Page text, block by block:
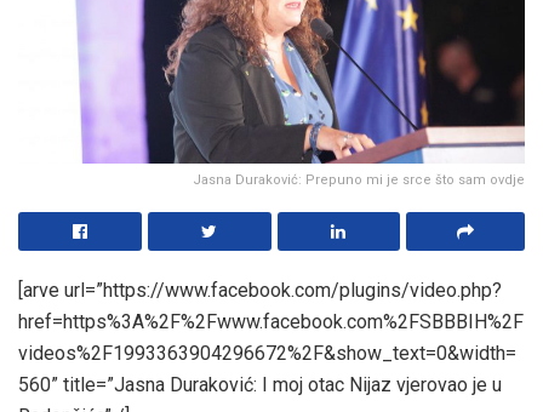
Jasna Duraković: Prepuno mi je srce što sam ovdje
[arve url=”https://www.facebook.com/plugins/video.php?
href=https%3A%2F%2Fwww.facebook.com%2FSBBBIH%2F
videos%2F1993363904296672%2F&show_text=0&width=
560” title=”Jasna Duraković: I moj otac Nijaz vjerovao je u